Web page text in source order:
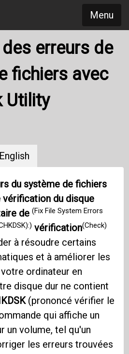
Menu
erreurs de
fichiers avec
Utility
English
du système de fichiers
du disque
de(Fix File System Errors
vérification(Check)
à résoudre certains
et à améliorer les
ordinateur en
disque dur ne contient
(prononcé vérifier le
qui affiche un
un volume, tel qu'un
les erreurs trouvées